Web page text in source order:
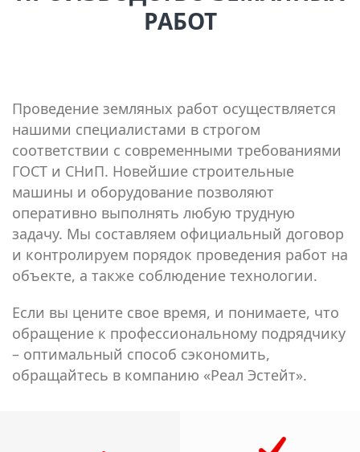
РАБОТ
Проведение земляных работ осуществляется
нашими специалистами в строгом
соответствии с современными требованиями
ГОСТ и СНиП. Новейшие строительные
машины и оборудование позволяют
оперативно выполнять любую трудную
задачу. Мы составляем официальный договор
и контролируем порядок проведения работ на
объекте, а также соблюдение технологии.
Если вы цените свое время, и понимаете, что
обращение к профессиональному подрядчику
– оптимальный способ сэкономить,
обращайтесь в компанию «Реал Эстейт».